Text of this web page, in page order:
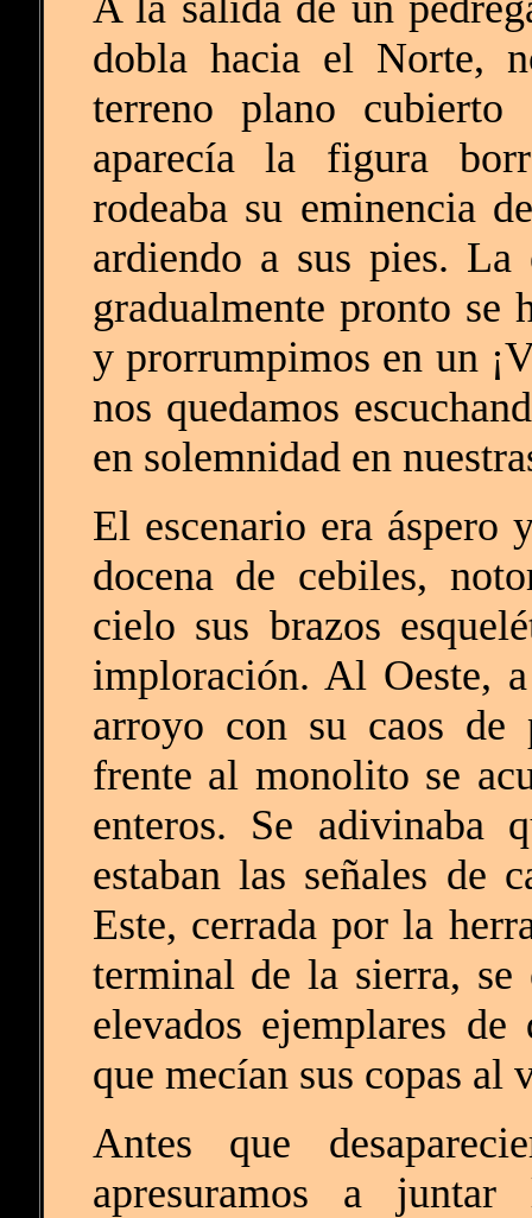
dobla hacia el Norte,
terreno plano
aparecía la figura
rodeaba su eminencia
ardiendo a sus pies.
gradualmente pronto se
y prorrumpimos en un
nos quedamos
en solemnidad en
El escenario era
docena de cebiles,
cielo sus brazos
imploración. Al Oeste,
arroyo con su caos de
frente al monolito se
enteros. Se adivinaba
estaban las señales de
Este, cerrada por la
terminal de la sierra,
elevados ejemplares
que mecían sus copas al
Antes que
apresuramos a juntar